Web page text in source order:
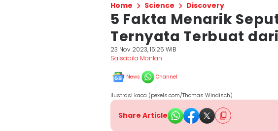
Home Science Discovery
5 Fakta Menarik
Ternyata Terbuat
23 Nov 2023, 15:25 WIB
Salsabila Manlan
News Channel
ilustrasi kaca (pexels.com/Thomas Windisch)
Share Article